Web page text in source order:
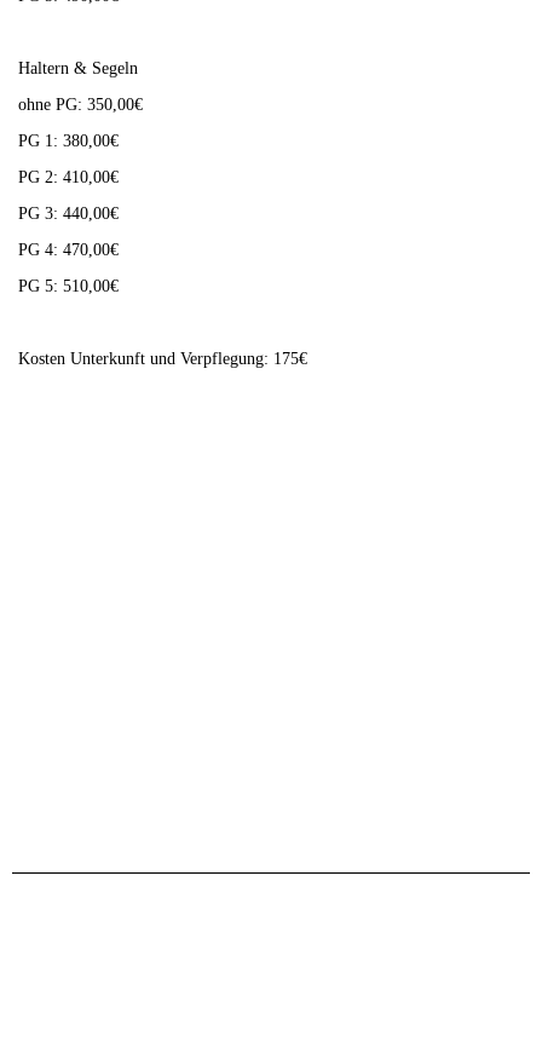
Haltern & Segeln
ohne PG: 350,00€
PG 1: 380,00€
PG 2: 410,00€
PG 3: 440,00€
PG 4: 470,00€
PG 5: 510,00€
Kosten Unterkunft und Verpflegung: 175€